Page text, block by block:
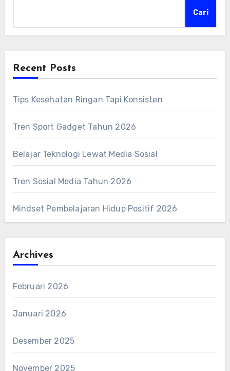
Cari
Recent Posts
Tips Kesehatan Ringan Tapi Konsisten
Tren Sport Gadget Tahun 2026
Belajar Teknologi Lewat Media Sosial
Tren Sosial Media Tahun 2026
Mindset Pembelajaran Hidup Positif 2026
Archives
Februari 2026
Januari 2026
Desember 2025
November 2025